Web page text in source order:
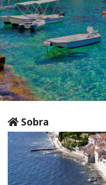
Sobra